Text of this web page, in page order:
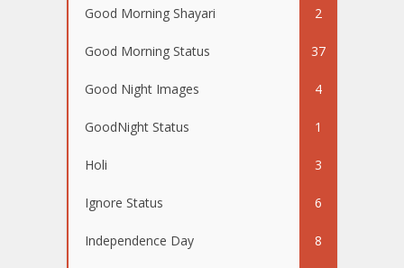
Good Morning Shayari 2
Good Morning Status 37
Good Night Images 4
GoodNight Status 1
Holi 3
Ignore Status 6
Independence Day 8